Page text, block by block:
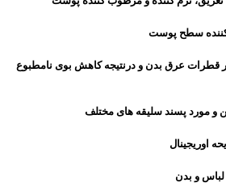
سطح پوست
قطرات عرق بدن و درنتیجه کاهش بوی نامطبوع
و مورد پسند سلیقه های مختلف
اوریجینال
لباس و بدن